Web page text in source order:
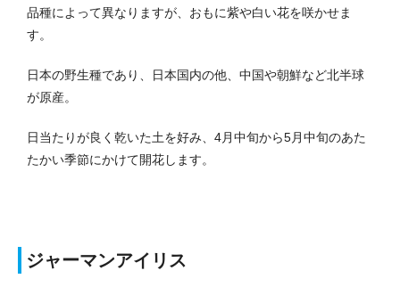
品種によって異なりますが、おもに紫や白い花を咲かせま
す。
日本の野生種であり、日本国内の他、中国や朝鮮など北半球
が原産。
日当たりが良く乾いた土を好み、4月中旬から5月中旬のあた
たかい季節にかけて開花します。
ジャーマンアイリス